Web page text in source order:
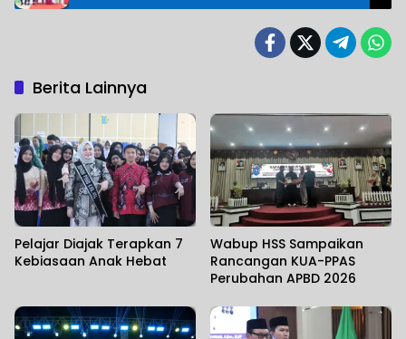
Berita Lainnya
Pelajar Diajak Terapkan 7
Kebiasaan Anak Hebat
Wabup HSS Sampaikan
Rancangan KUA-PPAS
Perubahan APBD 2026